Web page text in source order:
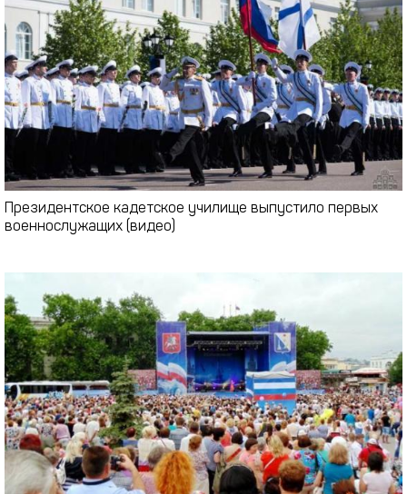
Президентское кадетское училище выпустило первых
военнослужащих (видео)